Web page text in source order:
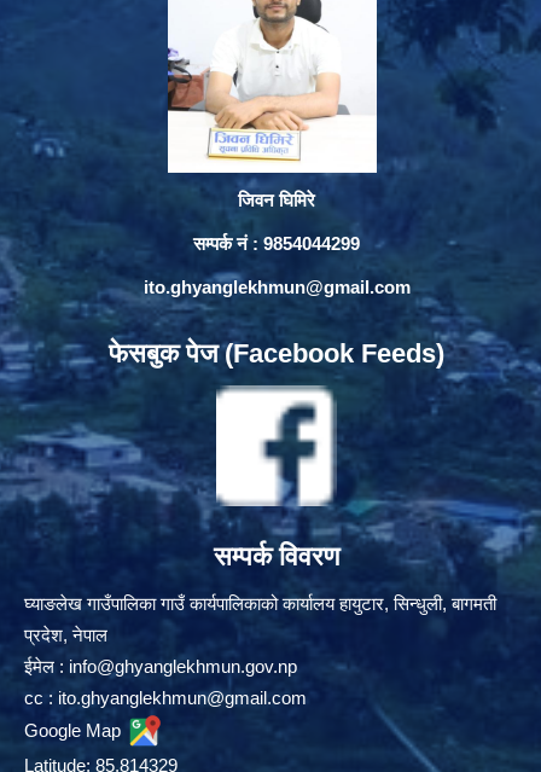
जिवन घिमिरे
सम्पर्क नं : 9854044299
ito.ghyanglekhmun@gmail.com
फेसबुक पेज (Facebook Feeds)
सम्पर्क विवरण
घ्याङलेख गाउँपालिका गाउँ कार्यपालिकाको कार्यालय हायुटार, सिन्धुली, बागमती
प्रदेश, नेपाल
ईमेल : info@ghyanglekhmun.gov.np
cc : ito.ghyanglekhmun@gmail.com
Google Map
Latitude: 85.814329